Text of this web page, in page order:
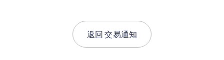
返回交易通知